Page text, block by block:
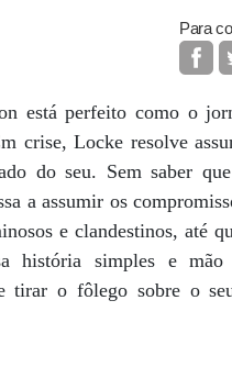
Para
está perfeito como o
crise, Locke resolve
do seu. Sem saber
a assumir os
e clandestinos, até
história simples e
o fôlego sobre o